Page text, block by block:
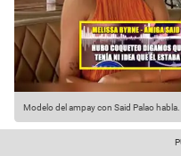
Modelo del ampay con Said Palao habla.